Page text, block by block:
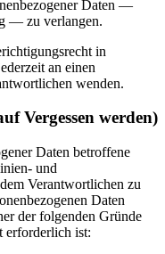
Daten —
— zu verlangen.
in
an einen
wenden.
Vergessen werden)
Daten betroffene
und
Verantwortlichen zu
Daten
der folgenden Gründe
erforderlich ist: